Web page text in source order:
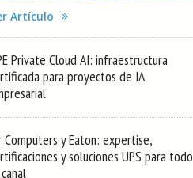
Artículo
Private Cloud AI: infraestructura
para proyectos de IA
Computers y Eaton: expertise,
y soluciones UPS para todo